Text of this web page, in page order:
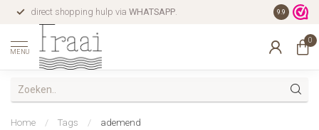
direct shopping hulp via WHATSAPP. gratis
9.9
MENU
0
Home / Tags / ademend